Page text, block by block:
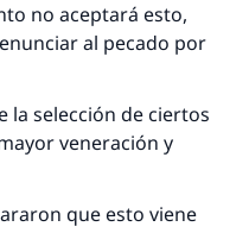
no aceptará esto,
al pecado por
la selección de ciertos
veneración y
que esto viene